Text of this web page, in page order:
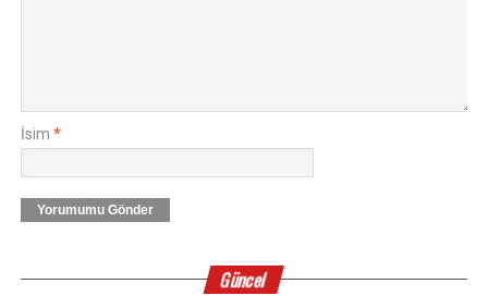
İsim *
Yorumumu Gönder
Güncel